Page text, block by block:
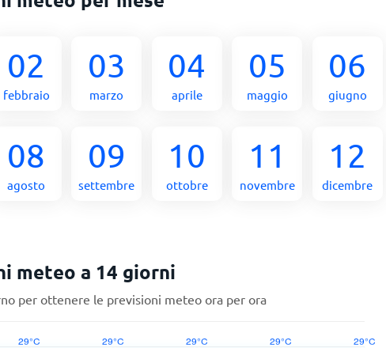
02
febbraio
03
marzo
04
aprile
05
maggio
06
giugno
08
agosto
09
settembre
10
ottobre
11
novembre
12
dicembre
meteo a 14 giorni
per ottenere le previsioni meteo ora per ora